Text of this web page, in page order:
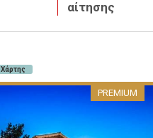
αίτησης
Χάρτης
PREMIUM